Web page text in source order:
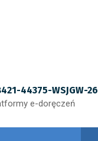
44375-WSJGW-26
e-doręczeń